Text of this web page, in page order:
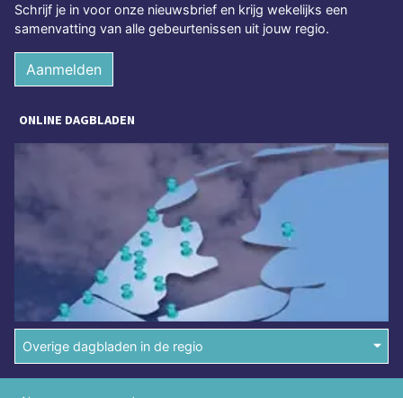
Schrijf je in voor onze nieuwsbrief en krijg wekelijks een
samenvatting van alle gebeurtenissen uit jouw regio.
Aanmelden
ONLINE DAGBLADEN
Overige dagbladen in de regio